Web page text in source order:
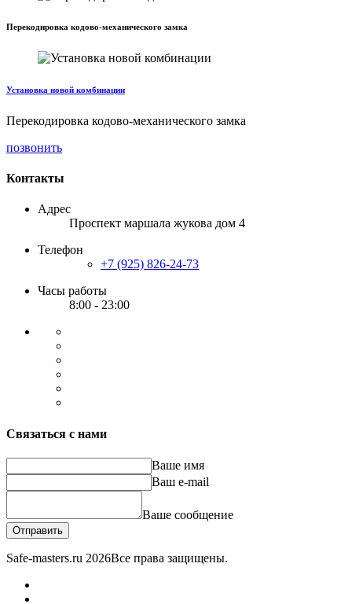
Перекодировка кодово-механического замка
Установка новой комбинации
Перекодировка кодово-механического замка
позвонить
Контакты
Адрес
Проспект маршала жукова дом 4
Телефон
+7 (925) 826-24-73
Часы работы
8:00 - 23:00
Связаться с нами
Ваше имя
Ваш e-mail
Ваше сообщение
Отправить
Safe-masters.ru 2026Все права защищены.